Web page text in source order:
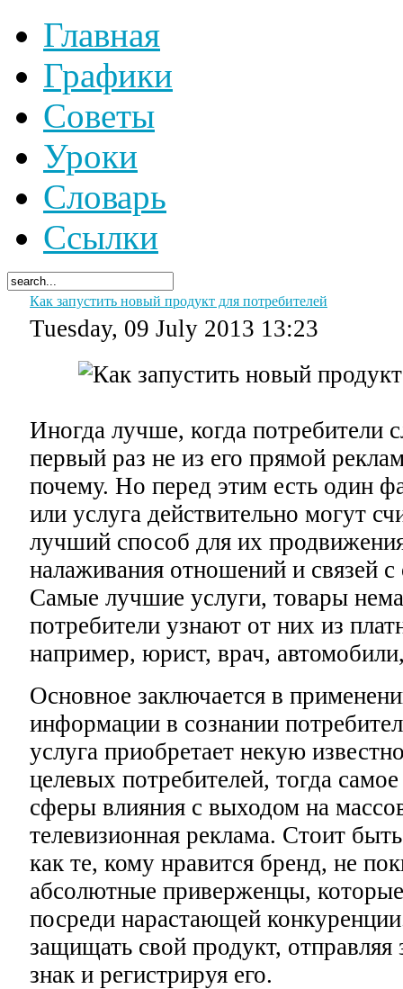
Главная
Графики
Советы
Уроки
Словарь
Ссылки
Как запустить новый продукт для потребителей
Tuesday, 09 July 2013 13:23
Иногда лучше, когда потребители
первый раз не из его прямой
почему. Но перед этим есть один
или услуга действительно могут
лучший способ для их
налаживания отношений и связей
Самые лучшие услуги, товары
потребители узнают от них из
например, юрист, врач,
Основное заключается в
информации в сознании
услуга приобретает некую
целевых потребителей, тогда
сферы влияния с выходом на
телевизионная реклама. Стоит
как те, кому нравится бренд, не
абсолютные приверженцы,
посреди нарастающей
защищать свой продукт, отправляя
знак и регистрируя его.